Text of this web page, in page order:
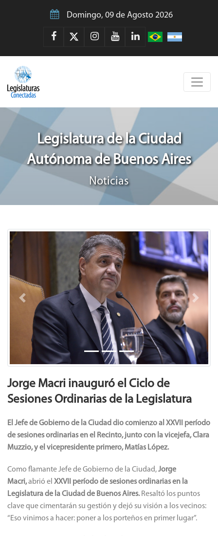
Domingo, 09 de Agosto 2026
Legislatura de la Ciudad
Autónoma de Buenos Aires
Noticias
Previous Next
Jorge Macri inauguró el Ciclo de
Sesiones Ordinarias de la Legislatura
El Jefe de Gobierno de la Ciudad dio comienzo al XXVII período
de sesiones ordinarias en el Recinto, junto con la vicejefa, Clara
Muzzio, y el vicepresidente primero, Matías López.
Como flamante Jefe de Gobierno de la Ciudad,Jorge
Macri,abrió el XXVII período de sesiones ordinarias en la
Legislaturade la Ciudad de Buenos Aires.Resaltó los puntos
clave que cimentarán su gestión y dejó su visión a los vecinos:
“Eso vinimos a hacer: poner a los porteños en primer lugar”.